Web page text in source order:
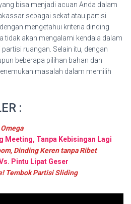
bisa menjadi acuan Anda dalam
sebagai sekat atau partisi
mengetahui kriteria dinding
tidak akan mengalami kendala dalam
ruangan. Selain itu, dengan
beberapa pilihan bahan dan
masalah dalam memilih
:
Meeting, Tanpa Kebisingan Lagi
Dinding Keren tanpa Ribet
Pintu Lipat Geser
Tembok Partisi Sliding